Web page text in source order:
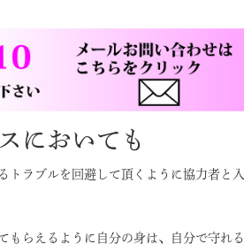
においても
トラブルを回避して頂くように協力者と入
もらえるように自分の身は、自分で守れる